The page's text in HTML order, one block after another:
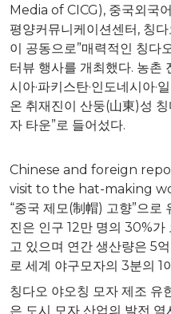
Media of CICG), 중국외국
평양커뮤니케이션센터, 칭
이 공동으로”매력적인 칭다
터뷰 행사를 개최했다. 농촌
시아·파키스탄·인도네시아·
온 취재진이 산둥(山東)성
자 타운”로 들어섰다.
Chinese and foreign
visit to the hat-making
“중국 제모(制帽) 고향”으로
진은 인구 12만 명의 30%
고 있으며 연간 생산량은 5
로 세계 야구모자의 3분의 1
칭다오 야오칭 모자 제조 유
은 도시 모자 산업의 발전